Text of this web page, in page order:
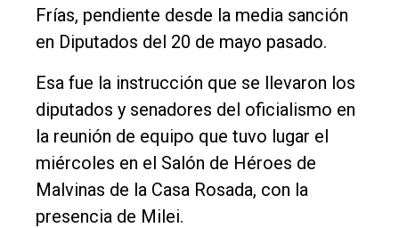
Frías, pendiente desde la media sanción
en Diputados del 20 de mayo pasado.
Esa fue la instrucción que se llevaron los
diputados y senadores del oficialismo en
la reunión de equipo que tuvo lugar el
miércoles en el Salón de Héroes de
Malvinas de la Casa Rosada, con la
presencia de Milei.